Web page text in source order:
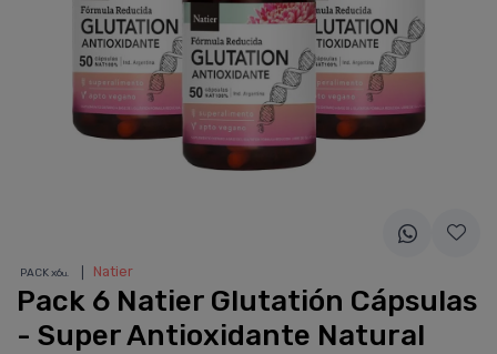
PACK x6u. Natier
Pack 6 Natier Glutatión Cápsulas
- Super Antioxidante Natural